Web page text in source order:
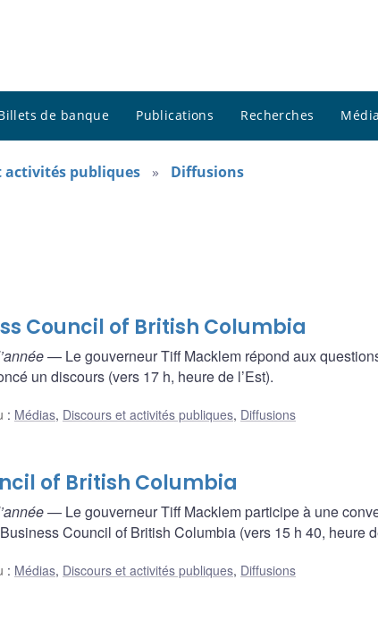
de banque Publications Recherches
activités publiques Diffusions
Council of British Columbia
— Le gouverneur Tiff Macklem répond aux
un discours (vers 17 h, heure de l’Est).
: Médias, Discours et activités publiques, Diffusions
of British Columbia
— Le gouverneur Tiff Macklem participe à une
Council of British Columbia (vers 15 h 40, heure
: Médias, Discours et activités publiques, Diffusions